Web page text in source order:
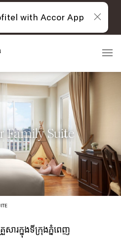
Family Suite
សារក្នុងទីក្រុងភ្នំពេញ
with Accor App